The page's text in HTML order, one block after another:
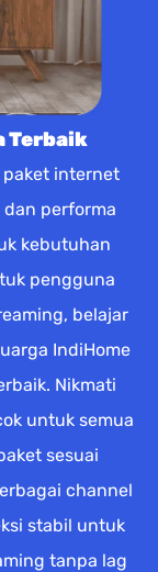
Terbaik
paket internet
performa
kebutuhan
pengguna
belajar
IndiHome
Nikmati
untuk semua
sesuai
channel
stabil untuk
tanpa lag